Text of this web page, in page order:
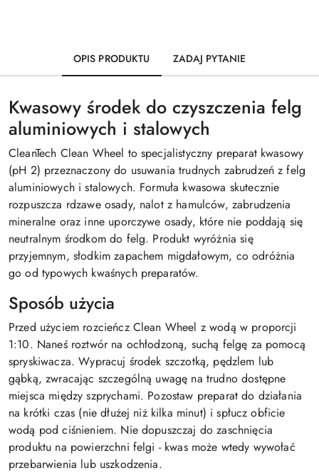
OPIS PRODUKTU ZADAJ PYTANIE
Kwasowy środek do czyszczenia felg
aluminiowych i stalowych
CleanTech Clean Wheel to specjalistyczny preparat kwasowy
(pH 2) przeznaczony do usuwania trudnych zabrudzeń z felg
aluminiowych i stalowych. Formuła kwasowa skutecznie
rozpuszcza rdzawe osady, nalot z hamulców, zabrudzenia
mineralne oraz inne uporczywe osady, które nie poddają się
neutralnym środkom do felg. Produkt wyróżnia się
przyjemnym, słodkim zapachem migdałowym, co odróżnia
go od typowych kwaśnych preparatów.
Sposób użycia
Przed użyciem rozcieńcz Clean Wheel z wodą w proporcji
1:10. Naneś roztwór na ochłodzoną, suchą felgę za pomocą
spryskiwacza. Wypracuj środek szczotką, pędzlem lub
gąbką, zwracając szczególną uwagę na trudno dostępne
miejsca między szprychami. Pozostaw preparat do działania
na krótki czas (nie dłużej niż kilka minut) i spłucz obficie
wodą pod ciśnieniem. Nie dopuszczaj do zaschnięcia
produktu na powierzchni felgi - kwas może wtedy wywołać
przebarwienia lub uszkodzenia.